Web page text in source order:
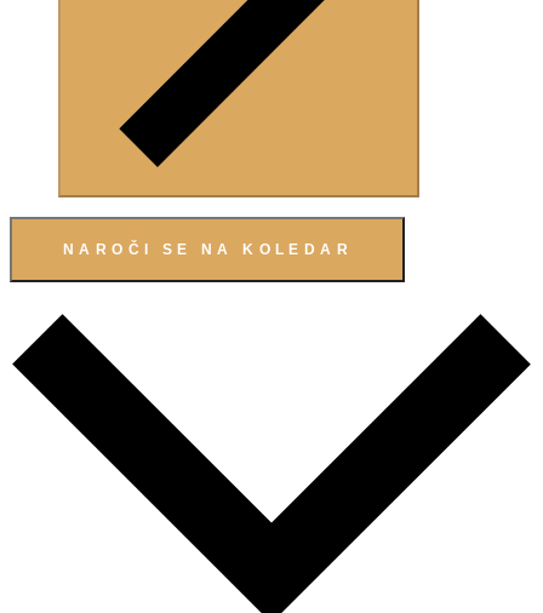
NAROČI SE NA KOLEDAR